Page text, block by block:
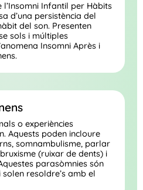
l’Insomni Infantil per Hàbits
d’una persistència del
del son. Presenten
sols i múltiples
Insomni Après i
o experiències
Aquests poden incloure
somnambulisme, parlar
(ruixar de dents) i
parasòmnies són
resoldre’s amb el